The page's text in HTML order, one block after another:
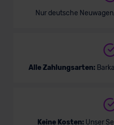
Nur deutsche
Alle Zahlungsarten:
Keine Kosten: Unser